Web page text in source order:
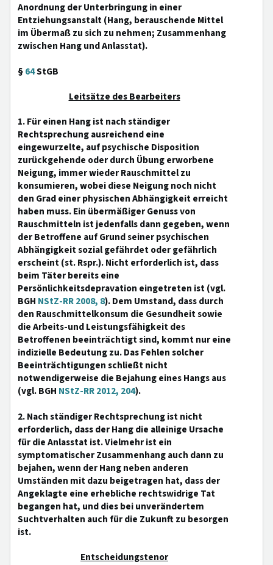
Anordnung der Unterbringung in einer
Entziehungsanstalt (Hang, berauschende Mittel
im Übermaß zu sich zu nehmen; Zusammenhang
zwischen Hang und Anlasstat).
§64StGB
Leitsätze des Bearbeiters
1. Für einen Hang ist nach ständiger
Rechtsprechung ausreichend eine
eingewurzelte, auf psychische Disposition
zurückgehende oder durch Übung erworbene
Neigung, immer wieder Rauschmittel zu
konsumieren, wobei diese Neigung noch nicht
den Grad einer physischen Abhängigkeit erreicht
haben muss. Ein übermäßiger Genuss von
Rauschmitteln ist jedenfalls dann gegeben, wenn
der Betroffene auf Grund seiner psychischen
Abhängigkeit sozial gefährdet oder gefährlich
erscheint (st. Rspr.). Nicht erforderlich ist, dass
beim Täter bereits eine
Persönlichkeitsdepravation eingetreten ist (vgl.
BGH NStZ-RR 2008, 8). Dem Umstand, dass durch
den Rauschmittelkonsum die Gesundheit sowie
die Arbeits-und Leistungsfähigkeit des
Betroffenen beeinträchtigt sind, kommt nur eine
indizielle Bedeutung zu. Das Fehlen solcher
Beeinträchtigungen schließt nicht
notwendigerweise die Bejahung eines Hangs aus
(vgl. BGH NStZ-RR 2012, 204).
2. Nach ständiger Rechtsprechung ist nicht
erforderlich, dass der Hang die alleinige Ursache
für die Anlasstat ist. Vielmehr ist ein
symptomatischer Zusammenhang auch dann zu
bejahen, wenn der Hang neben anderen
Umständen mit dazu beigetragen hat, dass der
Angeklagte eine erhebliche rechtswidrige Tat
begangen hat, und dies bei unverändertem
Suchtverhalten auch für die Zukunft zu besorgen
ist.
Entscheidungstenor